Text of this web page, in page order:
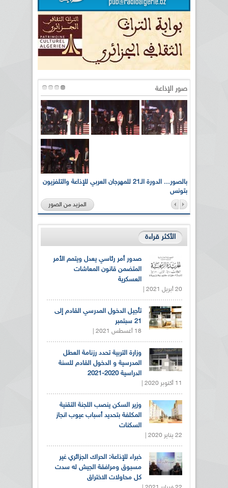
صور الإذاعة
بالصور... الدورة الـ21 للمهرجان العربي للإذاعة والتلفزيون
بتونس
المزيد من الصور
الأكثر قراءة
صدور أمر رئاسي يعدل ويتمم الأمر
المتضمن قانون المعاشات
العسكرية
20 أبريل 2021 |
تأجيل الدخول المدرسي القادم إلى
21 سبتمبر
18 أغسطس 2021 |
وزارة التربية تحدد رزنامة العطل
المدرسية و الدخول القادم للسنة
الدراسية 2020-2021
11 أكتوبر 2020 |
وزير السكن ينصب اللجنة التقنية
المكلفة بتحديد أسباب عيوب انجاز
السكنات
22 يناير 2020 |
خبراء للإذاعة: الحراك الجزائري غير
مسبوق ومرافقة الجيش له سدت
كل محاولات الاختراق